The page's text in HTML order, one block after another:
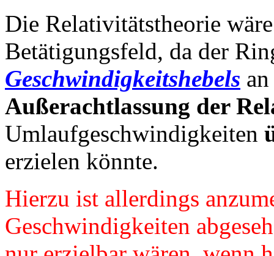
Die Relativitätstheorie
Betätigungsfeld, da der
Geschwindigkeitshebels
Außerachtlassung der
Umlaufgeschwindigkeiten
erzielen könnte.
Hierzu ist allerdings
Geschwindigkeiten